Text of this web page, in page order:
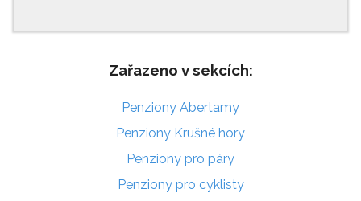
Zařazeno v sekcích:
Penziony Abertamy
Penziony Krušné hory
Penziony pro páry
Penziony pro cyklisty